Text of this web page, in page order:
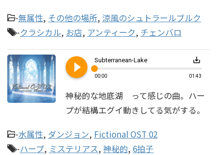
-無属性, その他の場所, 涼風のシュトラールブルク
-クラシカル, お店, アンティーク, チェンバロ
play_circle_filled Subterranean-Lake save_alt
00:00 01:43
神秘的な地底湖 って感じの曲。ハー
プが結構エグイ動きしてる気がする。
-水属性, ダンジョン, Fictional OST 02
-ハープ, ミステリアス, 神秘的, 6拍子